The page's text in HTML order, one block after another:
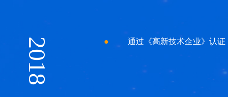
2018 ● 通过《高新技术企业》认证